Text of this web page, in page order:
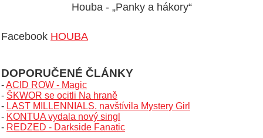
Houba - „Panky a hákory“
Facebook HOUBA
DOPORUČENÉ ČLÁNKY
-ACID ROW - Magic
- ŠKWOR se ocitli Na hraně
- LAST MILLENNIALS. navštívila Mystery Girl
- KONTUA vydala nový singl
- REDZED - Darkside Fanatic